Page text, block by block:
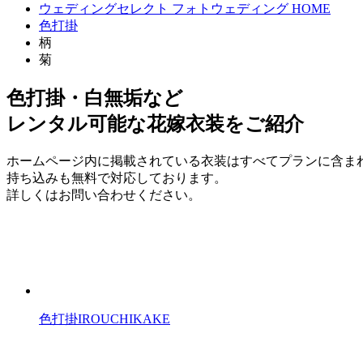
ウェディングセレクト フォトウェディング HOME
色打掛
柄
菊
色打掛・白無垢など
レンタル可能な花嫁衣装をご紹介
ホームページ内に掲載されている衣装はすべてプランに含ま
持ち込みも無料で対応しております。
詳しくはお問い合わせください。
色打掛IROUCHIKAKE